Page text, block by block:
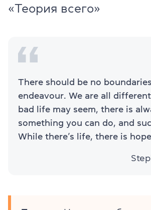
«Теория всего»
There should be no
endeavour. We are all
bad life may seem, there is
something you can do, and
While there’s life, there is